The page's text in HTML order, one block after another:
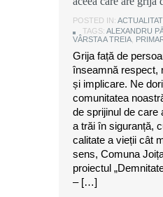
POSTED IN:
TAGS: ALEXANDRU
VÂRSTA A TREIA
Grija față de
înseamnă respect,
și implicare. Ne
comunitatea
de sprijinul de care
a trăi în siguranță,
calitate a vieții cât
sens, Comuna
proiectul
– […]